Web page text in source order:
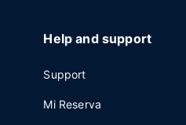
Help and support
Support
Mi Reserva